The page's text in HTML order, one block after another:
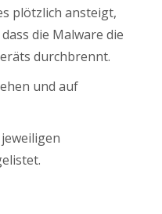
plötzlich ansteigt,
die Malware die
durchbrennt.
und auf